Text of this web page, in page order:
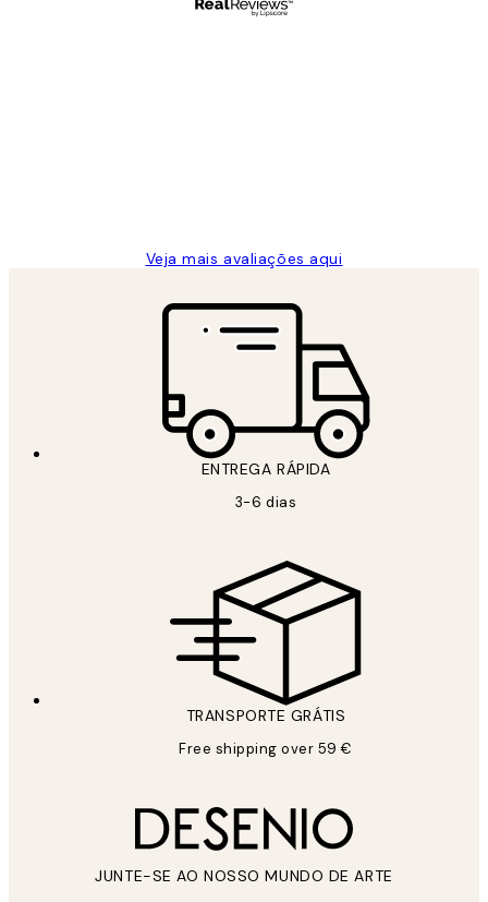
Veja mais avaliações aqui
ENTREGA RÁPIDA
3-6 dias
TRANSPORTE GRÁTIS
Free shipping over 59 €
JUNTE-SE AO NOSSO MUNDO DE ARTE